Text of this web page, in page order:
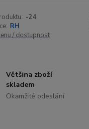
-24
RH
/ dostupnost
Většina zboží
skladem
Okamžité odeslání